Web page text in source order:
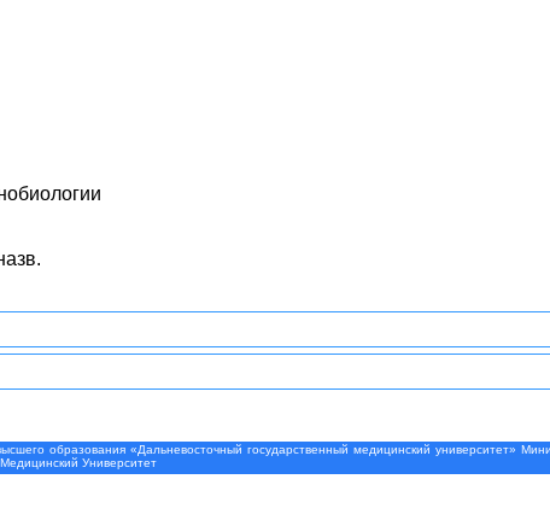
образования «Дальневосточный государственный медицинский университет»
Университет